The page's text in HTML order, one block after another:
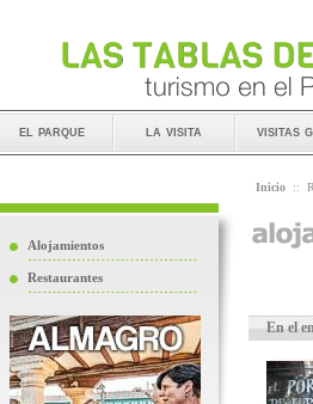
el parque la visita visitas
Alojamientos
Restaurantes
Inicio ::
En el